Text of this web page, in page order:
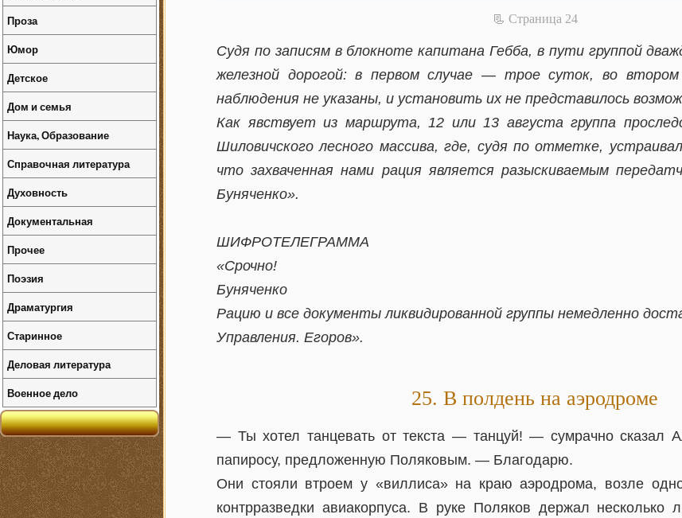
📃 Cтраница 24
Судя по записям в блокноте капитана Гебба, в пути группой
железной дорогой: в первом случае — трое суток, во
наблюдения не указаны, и установить их не представилось
Как явствует из маршрута, 12 или 13 августа группа
Шиловичского лесного массива, где, судя по отметке,
что захваченная нами рация является разыскиваемым
Буняченко».
ШИФРОТЕЛЕГРАММА
«Срочно!
Буняченко
Рацию и все документы ликвидированной группы немедленно
Управления. Егоров».
25. В полдень на аэродроме
— Ты хотел танцевать от текста — танцуй! — сумрачно сказал
папиросу, предложенную Поляковым. — Благодарю.
Они стояли втроем у «виллиса» на краю аэродрома, возле
контрразведки авиакорпуса. В руке Поляков держал несколько
Проза
Юмор
Детское
Дом и семья
Наука, Образование
Справочная литература
Духовность
Документальная
Прочее
Поэзия
Драматургия
Старинное
Деловая литература
Военное дело